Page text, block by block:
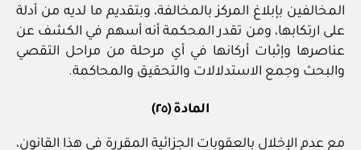
المخالفين بإبلاغ المركز بالمخالفة، وبتقديم ما لديه من أدلة
على ارتكابها، ومن تقدر المحكمة أنه أسهم في الكشف عن
عناصرها وإثبات أركانها في أي مرحلة من مراحل التقصي
والبحث وجمع الاستدلالات والتحقيق والمحاكمة.
المادة (٢٥)
مع عدم الإخلال بالعقوبات الجزائية المقررة في هذا القانون،